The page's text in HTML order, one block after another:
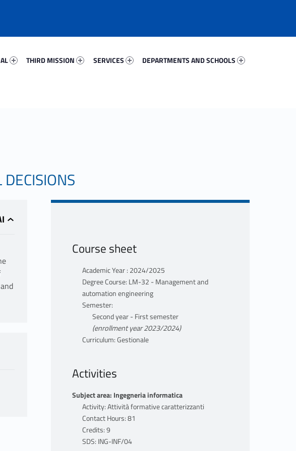
THIRD MISSION
SERVICES
DEPARTMENTS AND SCHOOLS
Course sheet
Academic Year : 2024/2025
Degree Course: LM-32 - Management and
automation engineering
Semester:
Second year - First semester
(enrollment year 2023/2024)
Curriculum: Gestionale
Activities
Subject area: Ingegneria informatica
Activity: Attività formative caratterizzanti
Contact Hours: 81
Credits: 9
SDS: ING-INF/04